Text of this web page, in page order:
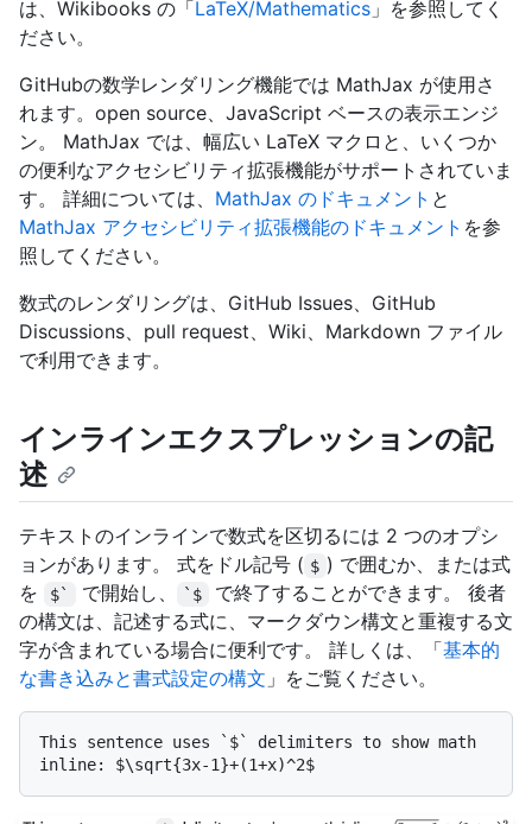
は、Wikibooks の「LaTeX/Mathematics 」を参照してく
ださい。
GitHubの数学レンダリング機能では MathJax が使用さ
れます。open source、JavaScript ベースの表示エンジ
ン。 MathJax では、幅広い LaTeX マクロと、いくつか
の便利なアクセシビリティ拡張機能がサポートされていま
す。 詳細については、 MathJax のドキュメント と
MathJax アクセシビリティ拡張機能のドキュメント を参
照してください。
数式のレンダリングは、GitHub Issues、GitHub
Discussions、pull request、Wiki、Markdown ファイル
で利用できます。
インラインエクスプレッションの記
述
テキストのインラインで数式を区切るには 2 つのオプシ
ョンがあります。 式をドル記号 ( $ ) で囲むか、または式
を
$` で開始し、 `$
で終了することができます。 後者
の構文は、記述する式に、マークダウン構文と重複する文
字が含まれている場合に便利です。 詳しくは、「基本的
な書き込みと書式設定の構文 」をご覧ください。
This sentence uses `$` delimiters to show math